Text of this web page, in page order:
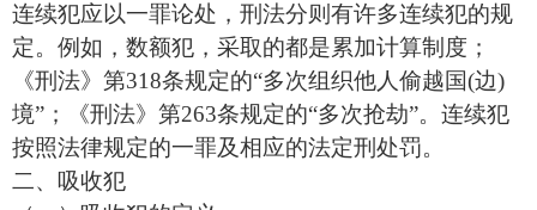
连续犯应以一罪论处，刑法分则有许多连续犯的规
定。例如，数额犯，采取的都是累加计算制度；
《刑法》第318条规定的“多次组织他人偷越国(边)
境”；《刑法》第263条规定的“多次抢劫”。连续犯
按照法律规定的一罪及相应的法定刑处罚。
二、吸收犯